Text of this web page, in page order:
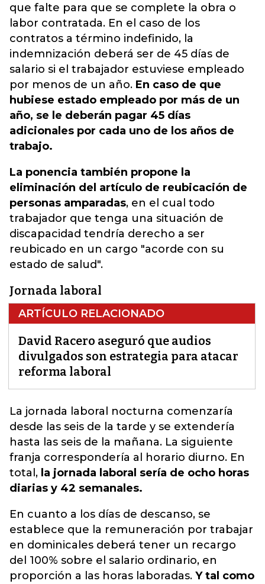
que falte para que se complete la obra o
labor contratada. En el caso de los
contratos a término indefinido, la
indemnización deberá ser de 45 días de
salario si el trabajador estuviese empleado
por menos de un año. En caso de que
hubiese estado empleado por más de un
año, se le deberán pagar 45 días
adicionales por cada uno de los años de
trabajo.
La ponencia también propone la
eliminación del artículo de reubicación de
personas amparadas, en el cual todo
trabajador que tenga una situación de
discapacidad tendría derecho a ser
reubicado en un cargo "acorde con su
estado de salud".
Jornada laboral
ARTÍCULO RELACIONADO
David Racero aseguró que audios
divulgados son estrategia para atacar
reforma laboral
La jornada laboral nocturna comenzaría
desde las seis de la tarde y se extendería
hasta las seis de la mañana. La siguiente
franja correspondería al horario diurno. En
total, la jornada laboral sería de ocho horas
diarias y 42 semanales.
En cuanto a los días de descanso, se
establece que la remuneración por trabajar
en dominicales deberá tener un recargo
del 100% sobre el salario ordinario, en
proporción a las horas laboradas. Y tal como